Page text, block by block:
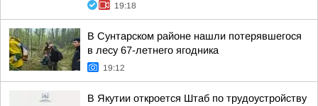
19:18
В Сунтарском районе нашли потерявшегося
в лесу 67-летнего ягодника
19:12
В Якутии откроется Штаб по трудоустройству